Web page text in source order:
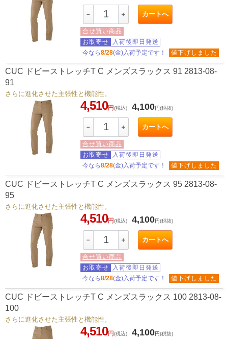
－ ＋ カートへ
合せ買い商品
お取寄せ
入荷後即日発送
今なら8/28(金)入荷予定です！ 値下げしました
CUC ドビーストレッチT C メンズスラックス 91 2813-08-
91
さらに進化させた主張性と機能性。
4,510円(税込) 4,100円(税抜)
－ ＋ カートへ
合せ買い商品
お取寄せ
入荷後即日発送
今なら8/28(金)入荷予定です！ 値下げしました
CUC ドビーストレッチT C メンズスラックス 95 2813-08-
95
さらに進化させた主張性と機能性。
4,510円(税込) 4,100円(税抜)
－ ＋ カートへ
合せ買い商品
お取寄せ
入荷後即日発送
今なら8/28(金)入荷予定です！ 値下げしました
CUC ドビーストレッチT C メンズスラックス 100 2813-08-
100
さらに進化させた主張性と機能性。
4,510円(税込) 4,100円(税抜)